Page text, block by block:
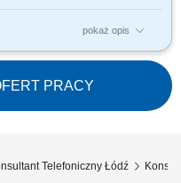
pokaż opis
obsługa nowych i
samodzielnie
Mój T-Mobile oraz na stronie
celów
PRACY
Telefoniczny Łódź